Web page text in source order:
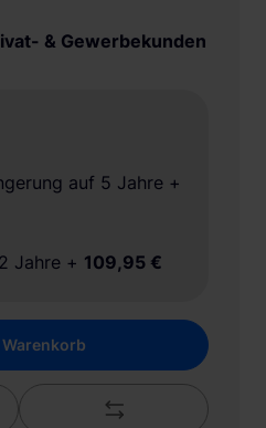
& Gewerbekunden
auf 5 Jahre +
Jahre + 109,95 €
Warenkorb